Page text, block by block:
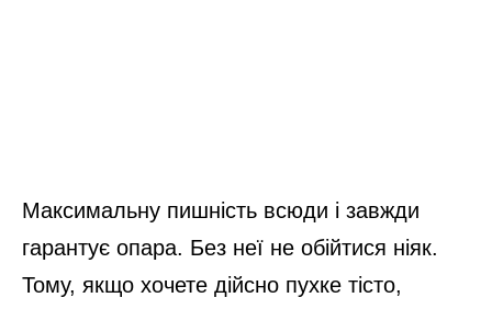
Максимальну пишність всюди і завжди
гарантує опара. Без неї не обійтися ніяк.
Тому, якщо хочете дійсно пухке тісто,